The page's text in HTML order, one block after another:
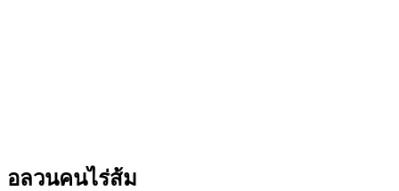
อลวนคนไร่ส้ม